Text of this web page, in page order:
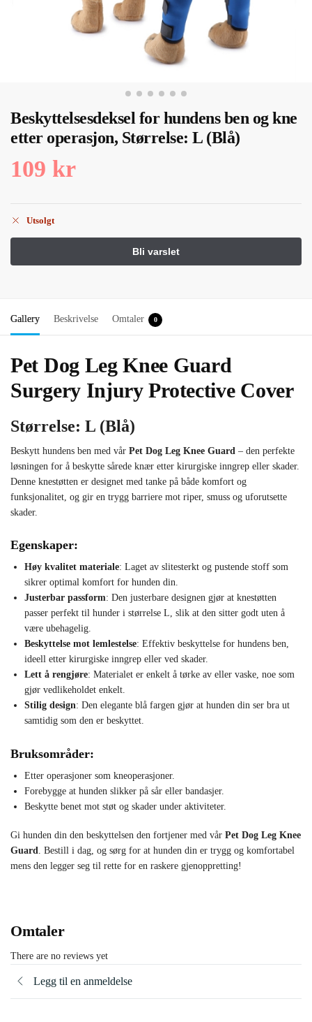
Beskyttelsesdeksel for hundens ben og kne
etter operasjon, Størrelse: L (Blå)
109 kr
Utsolgt
Gallery Beskrivelse Omtaler 0
Pet Dog Leg Knee Guard
Surgery Injury Protective Cover
Størrelse: L (Blå)
Beskytt hundens ben med vår Pet Dog Leg Knee Guard – den perfekte
løsningen for å beskytte sårede knær etter kirurgiske inngrep eller skader.
Denne knestøtten er designet med tanke på både komfort og
funksjonalitet, og gir en trygg barriere mot riper, smuss og uforutsette
skader.
Egenskaper:
Høy kvalitet materiale: Laget av slitesterkt og pustende stoff som
sikrer optimal komfort for hunden din.
Justerbar passform: Den justerbare designen gjør at knestøtten
passer perfekt til hunder i størrelse L, slik at den sitter godt uten å
være ubehagelig.
Beskyttelse mot lemlestelse: Effektiv beskyttelse for hundens ben,
ideell etter kirurgiske inngrep eller ved skader.
Lett å rengjøre: Materialet er enkelt å tørke av eller vaske, noe som
gjør vedlikeholdet enkelt.
Stilig design: Den elegante blå fargen gjør at hunden din ser bra ut
samtidig som den er beskyttet.
Bruksområder:
Etter operasjoner som kneoperasjoner.
Forebygge at hunden slikker på sår eller bandasjer.
Beskytte benet mot støt og skader under aktiviteter.
Gi hunden din den beskyttelsen den fortjener med vår Pet Dog Leg Knee
Guard. Bestill i dag, og sørg for at hunden din er trygg og komfortabel
mens den legger seg til rette for en raskere gjenoppretting!
Omtaler
There are no reviews yet
Legg til en anmeldelse